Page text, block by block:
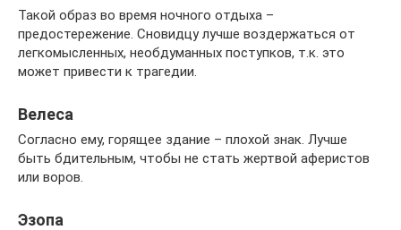
Такой образ во время ночного отдыха –
предостережение. Сновидцу лучше воздержаться от
легкомысленных, необдуманных поступков, т.к. это
может привести к трагедии.
Велеса
Согласно ему, горящее здание – плохой знак. Лучше
быть бдительным, чтобы не стать жертвой аферистов
или воров.
Эзопа